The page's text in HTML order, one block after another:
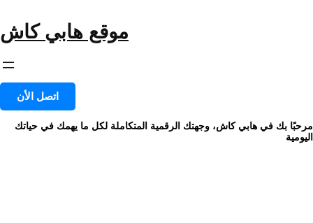
موقع هابي كاش
اتصل الأن
مرحبًا بك في هابي كاش، وجهتك الرقمية المتكاملة لكل ما يهمك في حياتك
اليومية